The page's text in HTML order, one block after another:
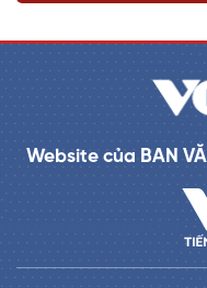
Website của BAN